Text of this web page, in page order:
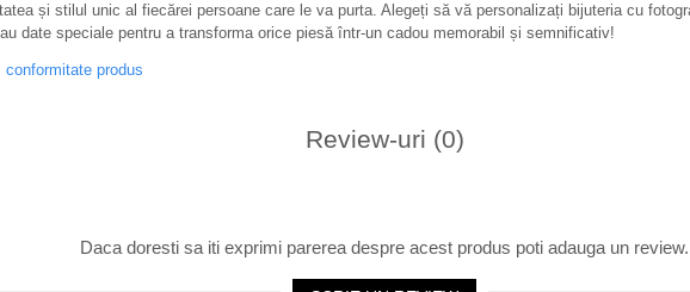
și stilul unic al fiecărei persoane care le va purta. Alegeți să vă personalizați bijuteria cu
date speciale pentru a transforma orice piesă într-un cadou memorabil și semnificativ!
conformitate produs
Review-uri (0)
Daca doresti sa iti exprimi parerea despre acest produs poti adauga un review.